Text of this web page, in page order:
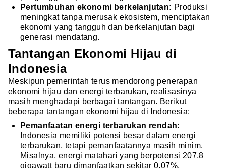
Pertumbuhan ekonomi berkelanjutan: Produksi
meningkat tanpa merusak ekosistem, menciptakan
ekonomi yang tangguh dan berkelanjutan bagi
generasi mendatang.
Tantangan Ekonomi Hijau di
Indonesia
Meskipun pemerintah terus mendorong penerapan
ekonomi hijau dan energi terbarukan, realisasinya
masih menghadapi berbagai tantangan. Berikut
beberapa tantangan ekonomi hijau di Indonesia:
Pemanfaatan energi terbarukan rendah:
Indonesia memiliki potensi besar dalam energi
terbarukan, tetapi pemanfaatannya masih minim.
Misalnya, energi matahari yang berpotensi 207,8
gigawatt baru dimanfaatkan sekitar 0,07%,